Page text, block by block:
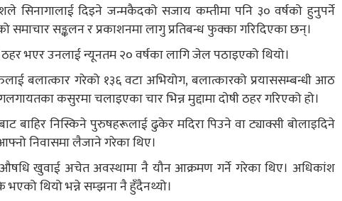
सिनागालाई दिइने जन्मकैदको सजाय कम्तीमा पनि ३० वर्षको हुनुपर्ने
समाचार सङ्कलन र प्रकाशनमा लागु प्रतिबन्ध फुक्का गरिदिएका छन्।
ठहर भएर उनलाई न्यूनतम २० वर्षका लागि जेल पठाइएको थियो।
बलात्कार गरेको १३६ वटा अभियोग, बलात्कारको प्रयाससम्बन्धी आठ
कसुरमा चलाइएका चार भिन्न मुद्दामा दोषी ठहर गरिएको हो।
बाहिर निस्किने पुरुषहरूलाई ढुकेर मदिरा पिउने वा ट्याक्सी बोलाइदिने
आफ्नो निवासमा लैजाने गरेका थिए।
खुवाई अचेत अवस्थामा नै यौन आक्रमण गर्ने गरेका थिए। अधिकांश
थियो भन्ने सम्झना नै हुँदैनथ्यो।